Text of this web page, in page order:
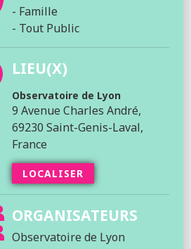
- Famille
- Tout Public
LIEU(X)
Observatoire de Lyon
9 Avenue Charles André,
69230 Saint-Genis-Laval,
France
LOCALISER
ORGANISATEURS
Observatoire de Lyon